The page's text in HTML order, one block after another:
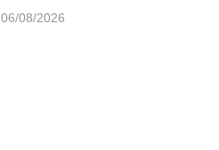
06/08/2026